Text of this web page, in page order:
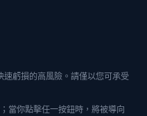
虧損的高風險。請僅以您可承受
當你點擊任一按鈕時，將被導向